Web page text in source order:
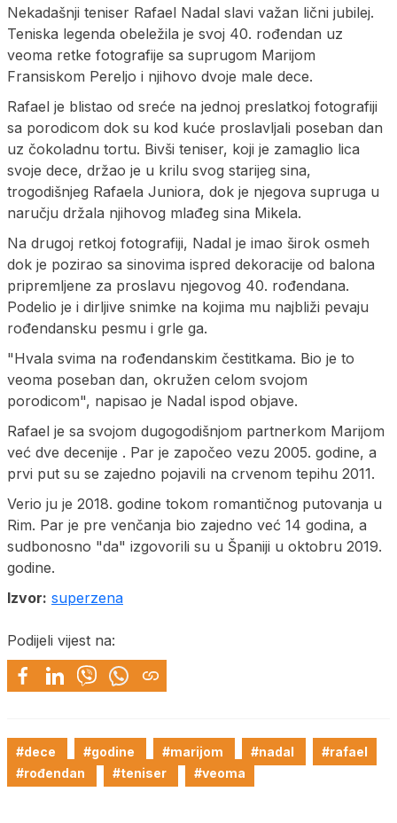
Nekadašnji teniser Rafael Nadal slavi važan lični jubilej.
Teniska legenda obeležila je svoj 40. rođendan uz
veoma retke fotografije sa suprugom Marijom
Fransiskom Pereljo i njihovo dvoje male dece.
Rafael je blistao od sreće na jednoj preslatkoj fotografiji
sa porodicom dok su kod kuće proslavljali poseban dan
uz čokoladnu tortu. Bivši teniser, koji je zamaglio lica
svoje dece, držao je u krilu svog starijeg sina,
trogodišnjeg Rafaela Juniora, dok je njegova supruga u
naručju držala njihovog mlađeg sina Mikela.
Na drugoj retkoj fotografiji, Nadal je imao širok osmeh
dok je pozirao sa sinovima ispred dekoracije od balona
pripremljene za proslavu njegovog 40. rođendana.
Podelio je i dirljive snimke na kojima mu najbliži pevaju
rođendansku pesmu i grle ga.
"Hvala svima na rođendanskim čestitkama. Bio je to
veoma poseban dan, okružen celom svojom
porodicom", napisao je Nadal ispod objave.
Rafael je sa svojom dugogodišnjom partnerkom Marijom
već dve decenije . Par je započeo vezu 2005. godine, a
prvi put su se zajedno pojavili na crvenom tepihu 2011.
Verio ju je 2018. godine tokom romantičnog putovanja u
Rim. Par je pre venčanja bio zajedno već 14 godina, a
sudbonosno "da" izgovorili su u Španiji u oktobru 2019.
godine.
Izvor: superzena
Podijeli vijest na:
#dece #godine #marijom #nadal
#rafael
#rođendan
#teniser #veoma